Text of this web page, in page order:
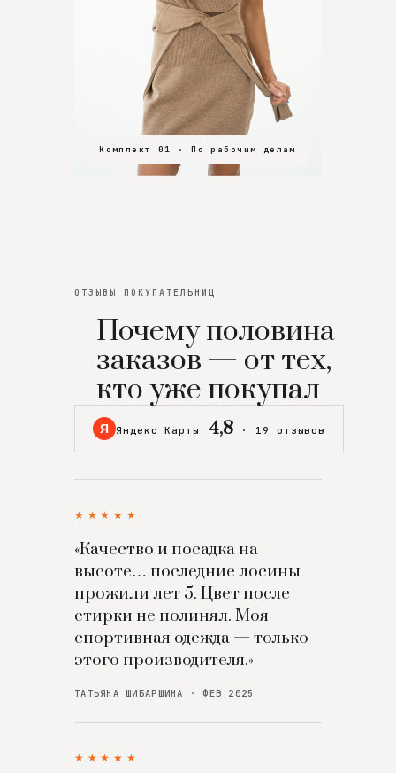
Комплект 01 · По рабочим делам
Комплект 02 · В зал
Комплект 03 · На особенный вечер
ОТЗЫВЫ ПОКУПАТЕЛЬНИЦ
Почему половина
заказов — от тех,
кто уже покупал
Я Яндекс Карты 4,8 · 19 отзывов
★★★★★
«Качество и посадка на
высоте… последние лосины
прожили лет 5. Цвет после
стирки не полинял. Моя
спортивная одежда — только
этого производителя.»
ТАТЬЯНА ШИБАРШИНА · ФЕВ 2025
★★★★★